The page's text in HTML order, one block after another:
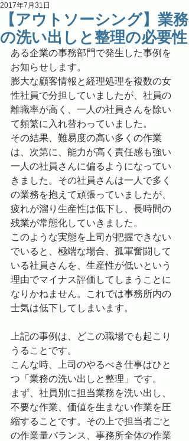
【アウトソーシング】業務
の洗い出しと整理の必要性
2017年7月31日
ある企業の事務部門で発生した事例を
お知らせします。
膨大な顧客情報と経理処理を複数の女
性社員で分担していましたが、社員の
離職率が高く、一人の社員さんを除い
て頻繁に入れ替わっていました。
その結果、難易度の高い多くの作業
は、次第に、能力が高く責任感も強い
一人の社員さんに偏るようになってい
きました。その社員さんは一人で多く
の業務を抱えて頑張っていましたが、
疲れが溜り生産性は低下し、長時間の
残業が常態化していきました。
このような実態を上司が把握できない
でいると、極端な場合、孤軍奮闘して
いる社員さんを、生産性が低いという
理由でマイナス評価してしまうことに
なりかねません。これでは事務所内の
士気は低下してしまいます。
上記の事例は、どこの職場でも起こり
うることです。
こんな時、上司のやるべき仕事はひと
つ「業務の洗い出しと整理」です。
まず、社員別に担当業務を洗い出し、
不要な作業、価値を生まない作業を圧
縮することです。その上で担当者ごと
の作業量バランス、事務所全体の作業